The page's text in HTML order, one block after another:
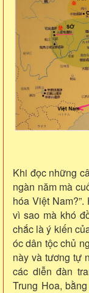
Khi đọc những
ngàn năm mà
hóa Việt
vì sao mà khó
chắc là ý kiến
óc dân tộc chủ
này và tương tự
các diễn đàn
Trung Hoa,